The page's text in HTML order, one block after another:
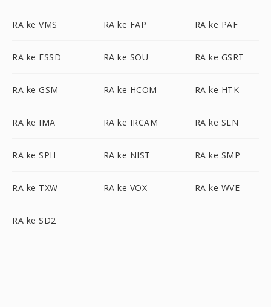
RA ke VMS RA ke FAP RA ke PAF
RA ke FSSD RA ke SOU RA ke GSRT
RA ke GSM RA ke HCOM RA ke HTK
RA ke IMA RA ke IRCAM RA ke SLN
RA ke SPH RA ke NIST RA ke SMP
RA ke TXW RA ke VOX RA ke WVE
RA ke SD2